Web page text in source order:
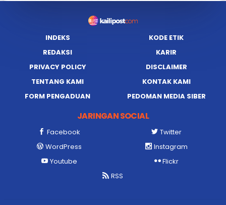
INDEKS
KODE ETIK
REDAKSI
KARIR
PRIVACY POLICY
DISCLAIMER
TENTANG KAMI
KONTAK KAMI
FORM PENGADUAN
PEDOMAN MEDIA SIBER
JARINGAN SOCIAL
Facebook
Twitter
WordPress
Instagram
Youtube
Flickr
RSS